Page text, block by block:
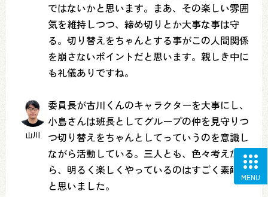
MENU
ではないかと思います。まあ、その楽しい雰囲
気を維持しつつ、締め切りとか大事な事は守
る。切り替えをちゃんとする事がこの人間関係
を崩さないポイントだと思います。親しき中に
も礼儀ありですね。
山川
委員長が古川くんのキャラクターを大事にし、
小島さんは班長としてグループの仲を見守りつ
つ切り替えをちゃんとしてっていうのを意識し
ながら活動している。三人とも、色々考えなが
ら、明るく楽しくやっているのはすごく素敵だ
と思いました。